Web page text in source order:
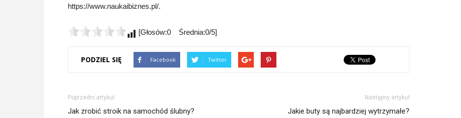
https://www.naukaibiznes.pl/.
[Głosów:0 Średnia:0/5]
PODZIEL SIĘ Facebook Twitter
Poprzedni artykuł
Jak zrobić stroik na samochód ślubny?
Następny artykuł
Jakie buty są najbardziej wytrzymałe?